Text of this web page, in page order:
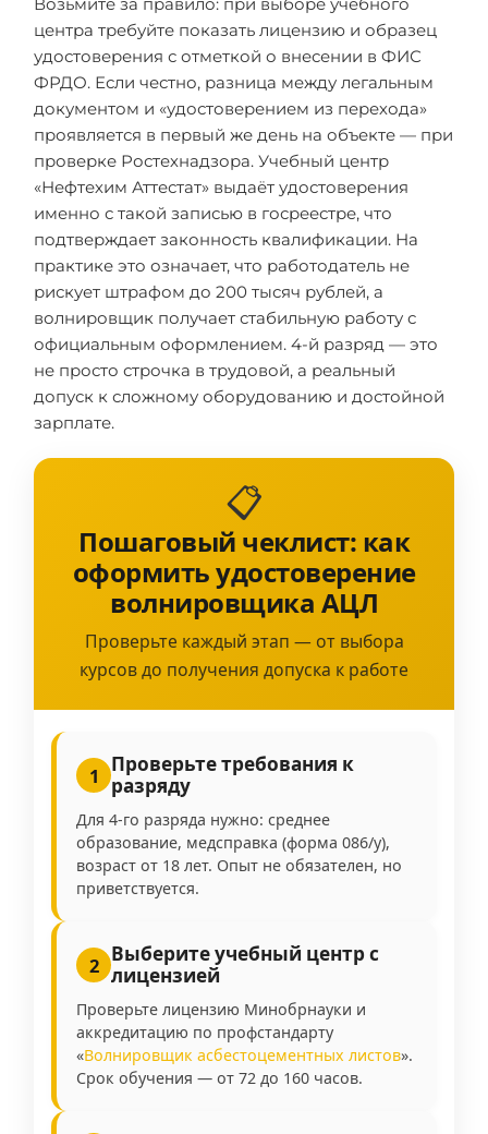
центра требуйте показать лицензию и образец
удостоверения с отметкой о внесении в ФИС
ФРДО. Если честно, разница между легальным
документом и «удостоверением из перехода»
проявляется в первый же день на объекте — при
проверке Ростехнадзора. Учебный центр
«Нефтехим Аттестат» выдаёт удостоверения
именно с такой записью в госреестре, что
подтверждает законность квалификации. На
практике это означает, что работодатель не
рискует штрафом до 200 тысяч рублей, а
волнировщик получает стабильную работу с
официальным оформлением. 4-й разряд — это
не просто строчка в трудовой, а реальный
допуск к сложному оборудованию и достойной
зарплате.
📋
Пошаговый чеклист: как
оформить удостоверение
волнировщика АЦЛ
Проверьте каждый этап — от выбора
курсов до получения допуска к работе
1
Проверьте требования к
разряду
Для 4-го разряда нужно: среднее
образование, медсправка (форма 086/у),
возраст от 18 лет. Опыт не обязателен, но
приветствуется.
2 Выберите учебный центр с
лицензией
Проверьте лицензию Минобрнауки и
аккредитацию по профстандарту
«Волнировщик асбестоцементных листов».
Срок обучения — от 72 до 160 часов.